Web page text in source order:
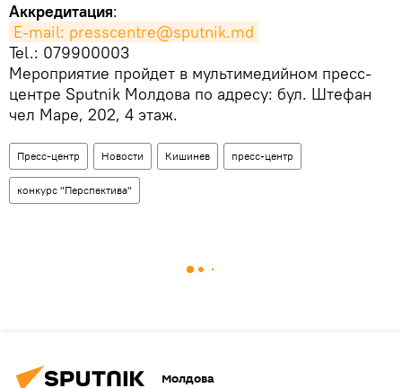
Аккредитация:
E-mail: presscentre@sputnik.md
Tel.: 079900003
Мероприятие пройдет в мультимедийном пресс-
центре Sputnik Молдова по адресу: бул. Штефан
чел Маре, 202, 4 этаж.
Пресс-центр Новости Кишинев пресс-центр
конкурс "Перспектива"
Молдова